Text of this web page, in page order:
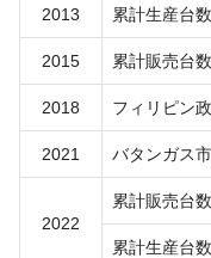
2013 累計生産台
2015 累計販売台
2018 フィリピン
2021 バタンガス
2022
累計販売台
累計生産台